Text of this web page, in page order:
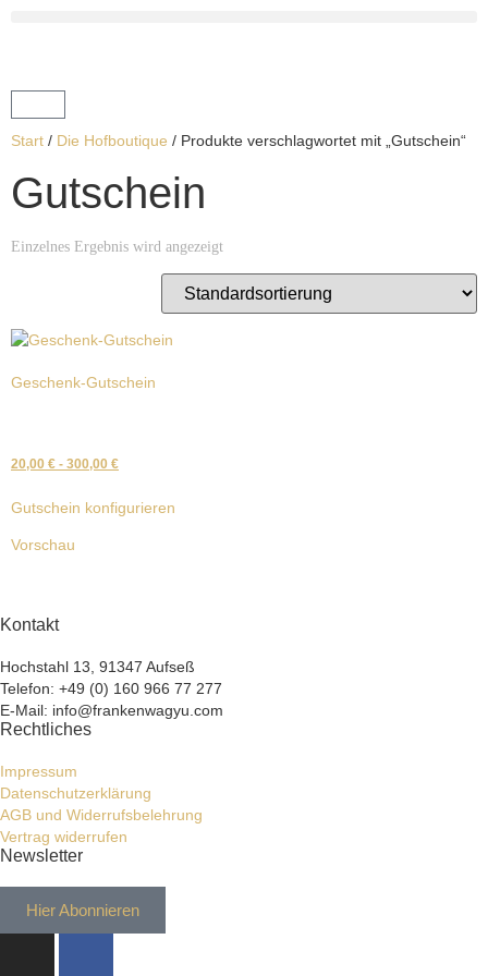
Start / Die Hofboutique / Produkte verschlagwortet mit „Gutschein“
Gutschein
Einzelnes Ergebnis wird angezeigt
Geschenk-Gutschein
20,00 € - 300,00 €
Gutschein konfigurieren
Vorschau
Kontakt
Hochstahl 13, 91347 Aufseß
Telefon: +49 (0) 160 966 77 277
E-Mail: info@frankenwagyu.com
Rechtliches
Impressum
Datenschutzerklärung
AGB und Widerrufsbelehrung
Vertrag widerrufen
Newsletter
Hier Abonnieren